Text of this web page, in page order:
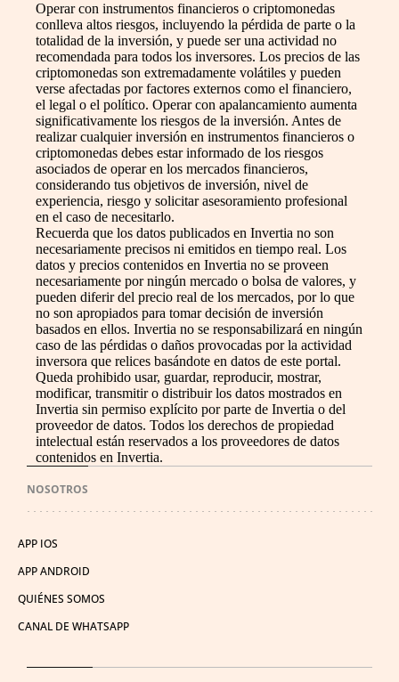
Operar con instrumentos financieros o criptomonedas
conlleva altos riesgos, incluyendo la pérdida de parte o la
totalidad de la inversión, y puede ser una actividad no
recomendada para todos los inversores. Los precios de las
criptomonedas son extremadamente volátiles y pueden
verse afectadas por factores externos como el financiero,
el legal o el político. Operar con apalancamiento aumenta
significativamente los riesgos de la inversión. Antes de
realizar cualquier inversión en instrumentos financieros o
criptomonedas debes estar informado de los riesgos
asociados de operar en los mercados financieros,
considerando tus objetivos de inversión, nivel de
experiencia, riesgo y solicitar asesoramiento profesional
en el caso de necesitarlo.
Recuerda que los datos publicados en Invertia no son
necesariamente precisos ni emitidos en tiempo real. Los
datos y precios contenidos en Invertia no se proveen
necesariamente por ningún mercado o bolsa de valores, y
pueden diferir del precio real de los mercados, por lo que
no son apropiados para tomar decisión de inversión
basados en ellos. Invertia no se responsabilizará en ningún
caso de las pérdidas o daños provocadas por la actividad
inversora que relices basándote en datos de este portal.
Queda prohibido usar, guardar, reproducir, mostrar,
modificar, transmitir o distribuir los datos mostrados en
Invertia sin permiso explícito por parte de Invertia o del
proveedor de datos. Todos los derechos de propiedad
intelectual están reservados a los proveedores de datos
contenidos en Invertia.
NOSOTROS
APP IOS
APP ANDROID
QUIÉNES SOMOS
CANAL DE WHATSAPP